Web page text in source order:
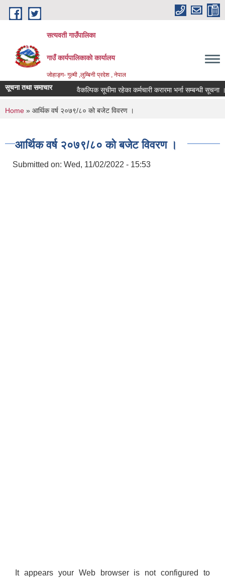
Skip to main content
सत्यवती गाउँपालिका
गाउँ कार्यपालिकाकाे कार्यालय
जाेहाङ्ग- गुल्मी ,लुम्बिनी प्रदेश , नेपाल
सूचना तथा समाचार वैकल्पिक सूचीमा रहेका कर्मचारी करारमा भर्ना सम्बन्धी सूचना ।
You are here
Home » आर्थिक वर्ष २०७९/८० को बजेट विवरण ।
आर्थिक वर्ष २०७९/८० को बजेट विवरण ।
Submitted on: Wed, 11/02/2022 - 15:53
It appears your Web browser is not configured to